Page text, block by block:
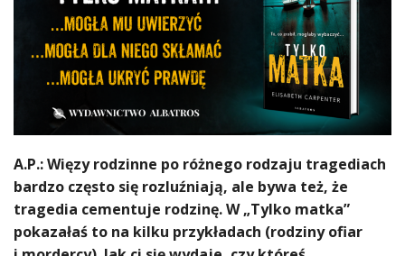
A.P.: Więzy rodzinne po różnego rodzaju tragediach
bardzo często się rozluźniają, ale bywa też, że
tragedia cementuje rodzinę. W „Tylko matka”
pokazałaś to na kilku przykładach (rodziny ofiar